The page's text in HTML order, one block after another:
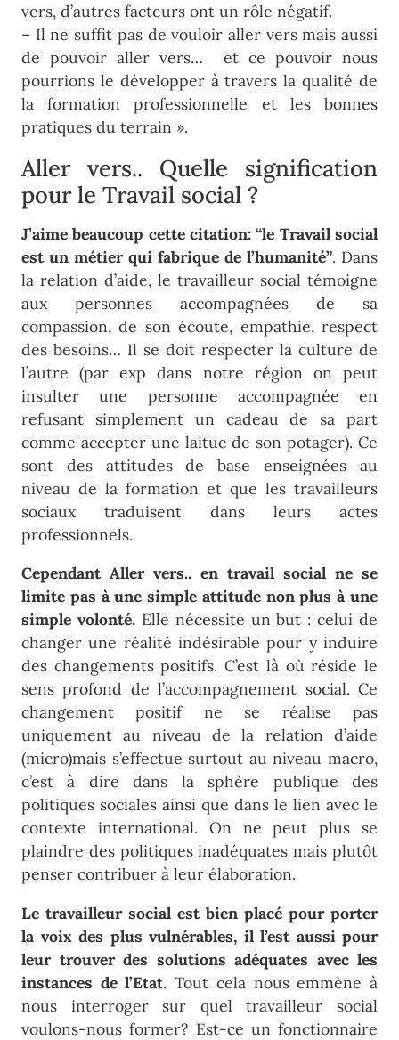
vers, d’autres facteurs ont un rôle négatif.
– Il ne suffit pas de vouloir aller vers mais aussi
de pouvoir aller vers… et ce pouvoir nous
pourrions le développer à travers la qualité de
la formation professionnelle et les bonnes
pratiques du terrain ».
Aller vers.. Quelle signification
pour le Travail social ?
J’aime beaucoup cette citation: “le Travail social
est un métier qui fabrique de l’humanité”. Dans
la relation d’aide, le travailleur social témoigne
aux personnes accompagnées de sa
compassion, de son écoute, empathie, respect
des besoins… Il se doit respecter la culture de
l’autre (par exp dans notre région on peut
insulter une personne accompagnée en
refusant simplement un cadeau de sa part
comme accepter une laitue de son potager). Ce
sont des attitudes de base enseignées au
niveau de la formation et que les travailleurs
sociaux traduisent dans leurs actes
professionnels.
Cependant Aller vers.. en travail social ne se
limite pas à une simple attitude non plus à une
simple volonté.Elle nécessite un but : celui de
changer une réalité indésirable pour y induire
des changements positifs. C’est là où réside le
sens profond de l’accompagnement social. Ce
changement positif ne se réalise pas
uniquement au niveau de la relation d’aide
(micro)mais s’effectue surtout au niveau macro,
c’est à dire dans la sphère publique des
politiques sociales ainsi que dans le lien avec le
contexte international. On ne peut plus se
plaindre des politiques inadéquates mais plutôt
penser contribuer à leur élaboration.
Le travailleur social est bien placé pour porter
la voix des plus vulnérables, il l’est aussi pour
leur trouver des solutions adéquates avec les
instances de l’Etat. Tout cela nous emmène à
nous interroger sur quel travailleur social
voulons-nous former? Est-ce un fonctionnaire